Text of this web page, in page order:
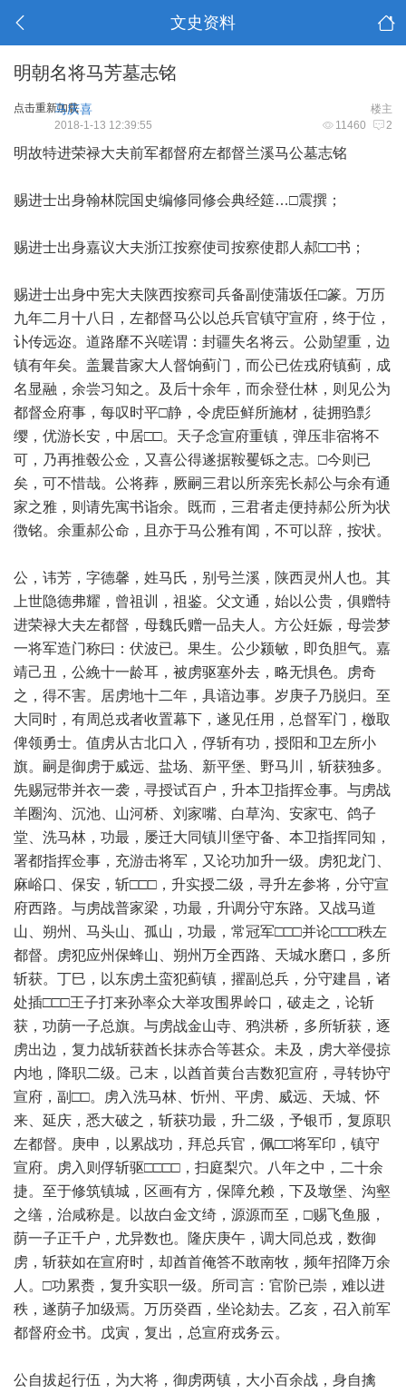
文史资料
明朝名将马芳墓志铭
点击重新加载 楼主
马庆喜
11460 2
2018-1-13 12:39:55
明故特进荣禄大夫前军都督府左都督兰溪马公墓志铭
赐进士出身翰林院国史编修同修会典经筵…□震撰；
赐进士出身嘉议大夫浙江按察使司按察使郡人郝□□书；
赐进士出身中宪大夫陕西按察司兵备副使蒲坂任□篆。万历
九年二月十八日，左都督马公以总兵官镇守宣府，终于位，
讣传远迩。道路靡不兴嗟谓：封疆失名将云。公勋望重，边
镇有年矣。盖曩昔家大人督饷蓟门，而公已佐戎府镇蓟，成
名显融，余尝习知之。及后十余年，而余登仕林，则见公为
都督佥府事，每叹时平□静，令虎臣鲜所施材，徒拥驺彯
缨，优游长安，中居□□。天子念宣府重镇，弹压非宿将不
可，乃再推毂公佥，又喜公得遂据鞍矍铄之志。□今则已
矣，可不惜哉。公将葬，厥嗣三君以所亲宪长郝公与余有通
家之雅，则请先寓书诣余。既而，三君者走便持郝公所为状
徴铭。余重郝公命，且亦于马公雅有闻，不可以辞，按状。
公，讳芳，字德馨，姓马氏，别号兰溪，陕西灵州人也。其
上世隐德弗耀，曾祖训，祖鉴。父文通，始以公贵，俱赠特
进荣禄大夫左都督，母魏氏赠一品夫人。方公妊娠，母尝梦
一将军造门称曰：伏波已。果生。公少颍敏，即负胆气。嘉
靖己丑，公絻十一龄耳，被虏驱塞外去，略无惧色。虏奇
之，得不害。居虏地十二年，具谙边事。岁庚子乃脱归。至
大同时，有周总戎者收置幕下，遂见任用，总督军门，檄取
俾领勇士。值虏从古北口入，俘斩有功，授阳和卫左所小
旗。嗣是御虏于威远、盐场、新平堡、野马川，斩获独多。
先赐冠带并衣一袭，寻授试百户，升本卫指挥佥事。与虏战
羊圈沟、沉池、山河桥、刘家嘴、白草沟、安家屯、鸽子
堂、洗马林，功最，屡迁大同镇川堡守备、本卫指挥同知，
署都指挥佥事，充游击将军，又论功加升一级。虏犯龙门、
麻峪口、保安，斩□□□，升实授二级，寻升左参将，分守宣
府西路。与虏战普家梁，功最，升调分守东路。又战马道
山、朔州、马头山、孤山，功最，常冠军□□□并论□□□秩左
都督。虏犯应州保蜂山、朔州万全西路、天城水磨口，多所
斩获。丁巳，以东虏土蛮犯蓟镇，擢副总兵，分守建昌，诸
处插□□□王子打来孙率众大举攻围界岭口，破走之，论斩
获，功荫一子总旗。与虏战金山寺、鸦洪桥，多所斩获，逐
虏出边，复力战斩获酋长抹赤合等甚众。未及，虏大举侵掠
内地，降职二级。己末，以酋首黄台吉数犯宣府，寻转协守
宣府，副□□。虏入洗马林、忻州、平虏、威远、天城、怀
来、延庆，悉大破之，斩获功最，升二级，予银币，复原职
左都督。庚申，以累战功，拜总兵官，佩□□将军印，镇守
宣府。虏入则俘斩驱□□□□，扫庭梨穴。八年之中，二十余
捷。至于修筑镇城，区画有方，保障允赖，下及墩堡、沟壑
之缮，治咸称是。以故白金文绮，源源而至，□赐飞鱼服，
荫一子正千户，尤异数也。隆庆庚午，调大同总戎，数御
虏，斩获如在宣府时，却酋首俺答不敢南牧，频年招降万余
人。□功累赉，复升实职一级。所司言：官阶已崇，难以进
秩，遂荫子加级焉。万历癸酉，坐论劾去。乙亥，召入前军
都督府佥书。戊寅，复出，总宣府戎务云。
公自拔起行伍，为大将，御虏两镇，大小百余战，身自擒